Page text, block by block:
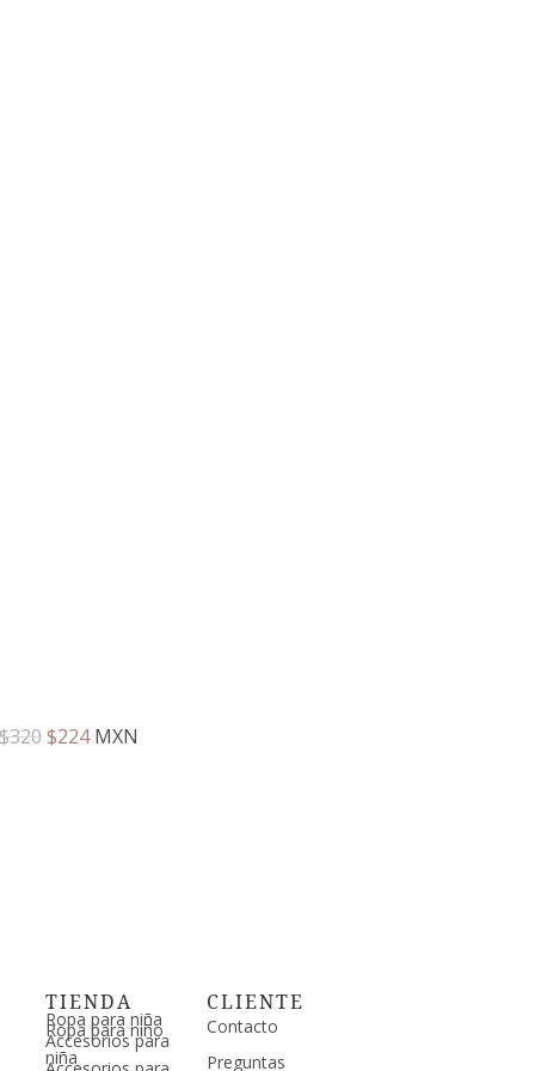
$320$224MXN
TIENDA
Ropa para niña
Ropa para niño
Accesorios para
niña
CLIENTE
Contacto
Preguntas